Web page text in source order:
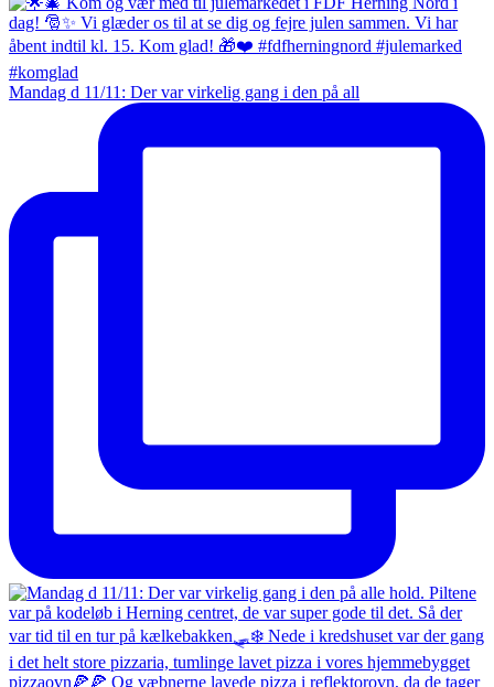
Mandag d 11/11: Der var virkelig gang i den på all